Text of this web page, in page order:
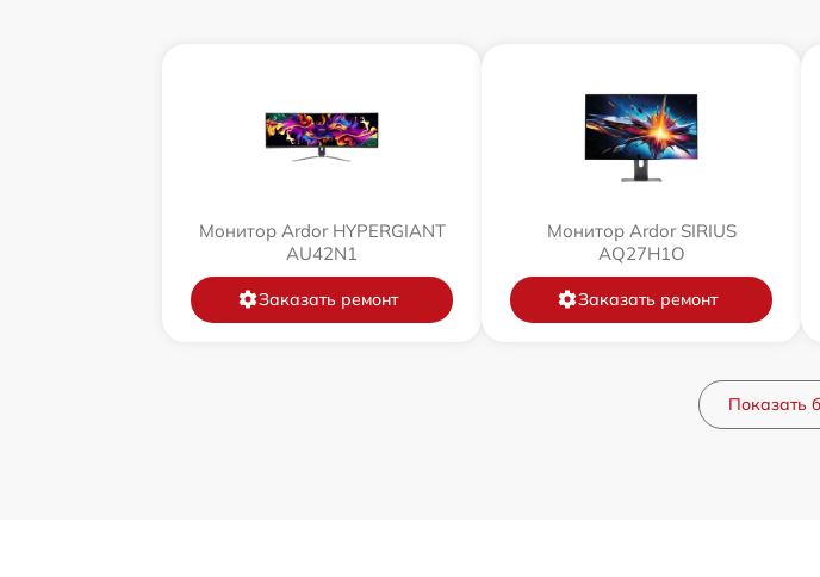
Монитор Ardor HYPERGIANT
AU42N1
Заказать ремонт
Монитор Ardor SIRIUS
AQ27H1O
Заказать ремонт
Показать